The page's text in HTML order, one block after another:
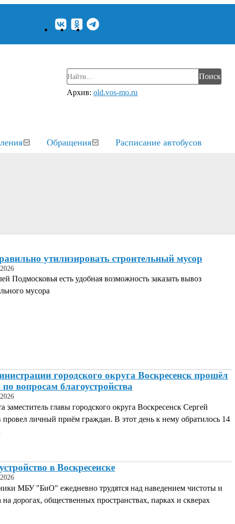
Поиск
Архив: old.vos-mo.ru
Обращения Расписание автобусов
утилизировать строительный мусор
Подмосковья есть удобная возможность заказать вывоз
мусора
городского округа Воскресенск прошёл
вопросам благоустройства
заместитель главы городского округа Воскресенск Сергей
провел личный приём граждан. В этот день к нему обратилось 14
в Воскресенске
МБУ "БиО" ежедневно трудятся над наведением чистоты и
на дорогах, общественных пространствах, парках и скверах